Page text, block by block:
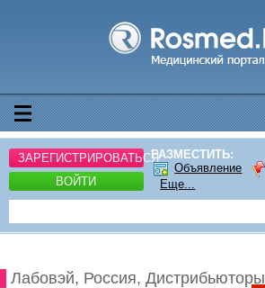
ЗАРЕГИСТРИРОВАТЬСЯ
ВОЙТИ
РАЗМЕСТИТЬ:
Объявление
Еще...
Лабовэй, Россия, Дистрибьюторы